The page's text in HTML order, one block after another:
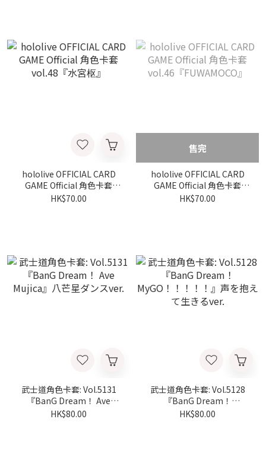
hololive OFFICIAL CARD
GAME Official 角色卡套
vol.48『水宮枢』
HK$70.00
售完
hololive OFFICIAL CARD
GAME Official 角色卡套
vol.46『FUWAMOCO』
HK$70.00
武士道角色卡套: Vol.5131
『BanG Dream！ Ave
Mujica』八芒星ダンスver.
HK$80.00
武士道角色卡套: Vol.5128
『BanG Dream！
MyGO！！！！！』声を抱
HK$80.00